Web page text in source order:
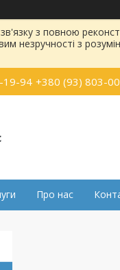
зв'язку з повною
незручності з
19-94 +380 (93) 803-
Про нас